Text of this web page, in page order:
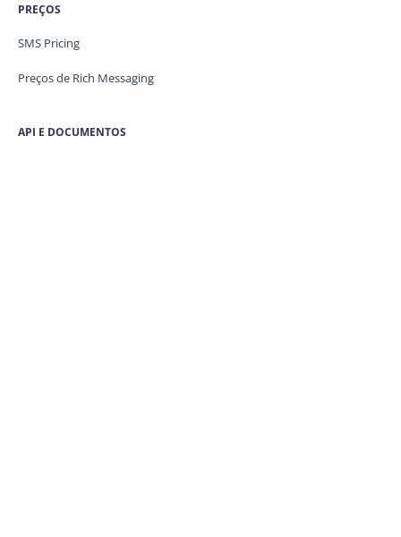
PREÇOS
SMS Pricing
Preços de Rich Messaging
API E DOCUMENTOS